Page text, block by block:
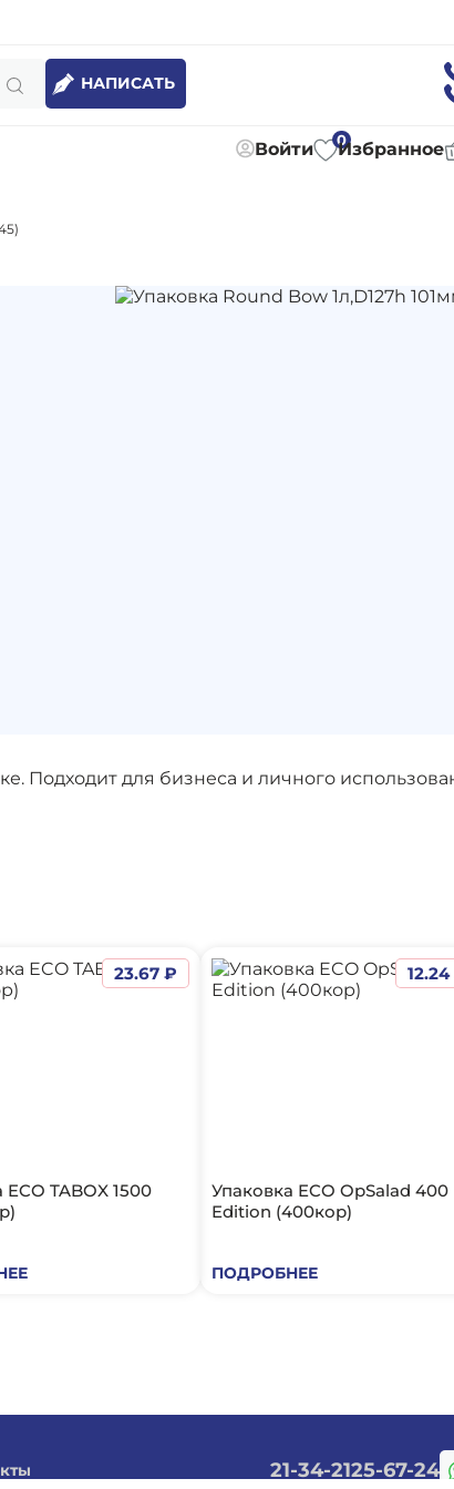
НАПИСАТЬ
Войти 0
Избранное
Подходит для бизнеса и личного
TABOX 1500
23.67 ₽
Упаковка ECO OpSalad 400
Edition (400кор)
ПОДРОБНЕЕ
21-34-2125-67-24